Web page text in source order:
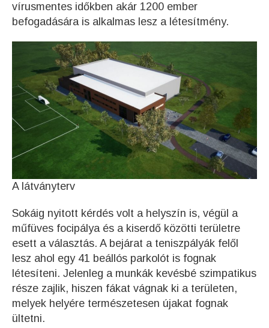
vírusmentes időkben akár 1200 ember
befogadására is alkalmas lesz a létesítmény.
A látványterv
Sokáig nyitott kérdés volt a helyszín is, végül a
műfüves focipálya és a kiserdő közötti területre
esett a választás. A bejárat a teniszpályák felől
lesz ahol egy 41 beállós parkolót is fognak
létesíteni. Jelenleg a munkák kevésbé szimpatikus
része zajlik, hiszen fákat vágnak ki a területen,
melyek helyére természetesen újakat fognak
ültetni.